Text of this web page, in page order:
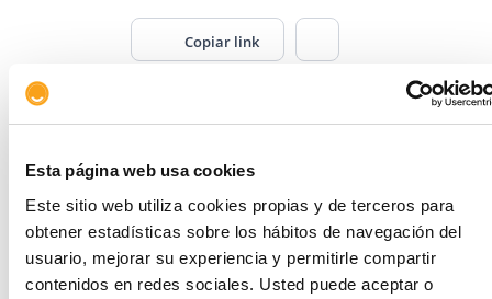
Esta página web usa cookies
Este sitio web utiliza cookies propias y de terceros para
obtener estadísticas sobre los hábitos de navegación del
usuario, mejorar su experiencia y permitirle compartir
contenidos en redes sociales. Usted puede aceptar o
Copiar link